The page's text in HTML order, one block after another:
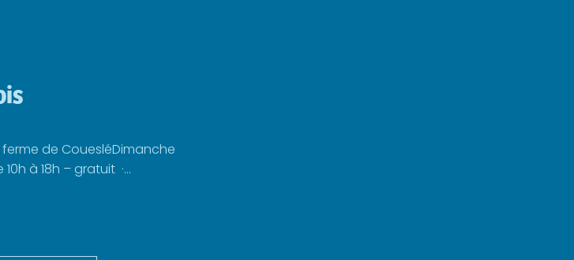
ferme de CouesléDimanche
à 18h – gratuit ·...